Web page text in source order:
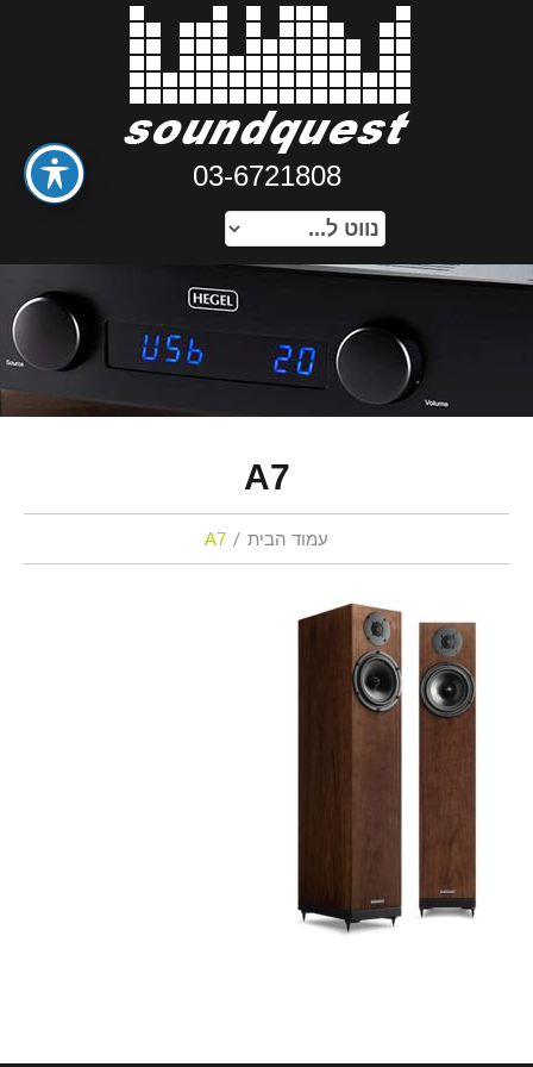
03-6721808
A7
עמוד הבית A7